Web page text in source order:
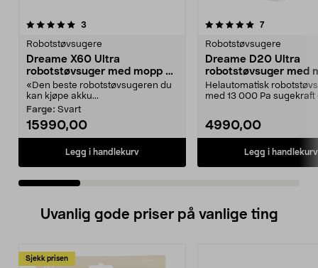
3
Robotstøvsugere
Dreame X60 Ultra
robotstøvsuger med mopp og
selvtømming
«Den beste robotstøvsugeren du
kan kjøpe akku...
Farge: Svart
15990,00
Legg i handlekurv
5.0 av 5 stjerner 7anmeldelser
Robotstøvsugere
Dreame D20 Ultra
robotstøvsuger med
hvit
Helautomatisk
med 13 000 Pa sugekraft
4990,00
Legg i handlekurv
5.0 av 5 stjerner
Uvanlig gode priser på vanlige ting
Sjekk prisen